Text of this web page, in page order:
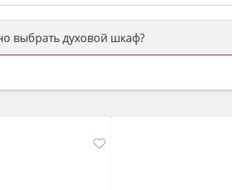
выбрать духовой шкаф?
не ниже A и нужные